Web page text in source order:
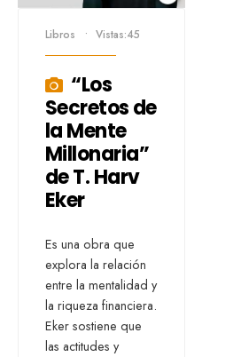
Libros • Vistas:45
“Los
Secretos de
la Mente
Millonaria”
de T. Harv
Eker
Es una obra que
explora la relación
entre la mentalidad y
la riqueza financiera.
Eker sostiene que
las actitudes y